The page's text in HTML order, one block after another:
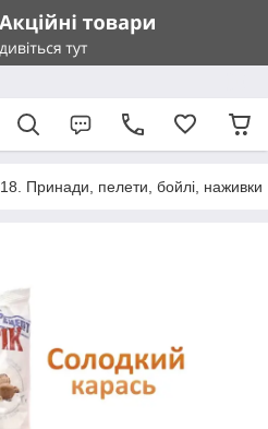
18. Принади, пелети, бойлі, наживки